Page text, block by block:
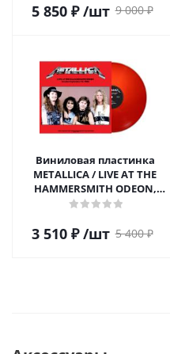
5 850₽ /шт 9 000₽
Виниловая пластинка
METALLICA / LIVE AT THE
HAMMERSMITH ODEON,
LONDON 1986 (RED VINYL)
3 510₽ /шт 5 400₽